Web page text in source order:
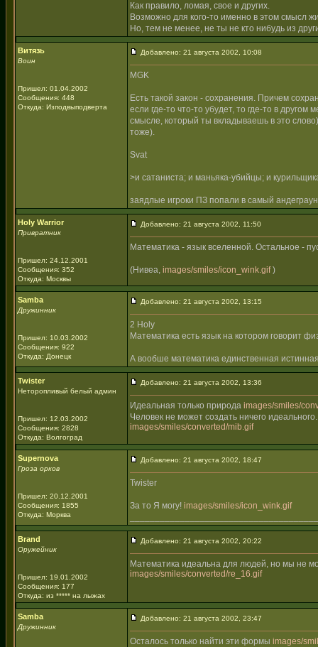
Как правило, ломая, свое и других.
Возможно для кого-то именно в этом смысл
Но, тем не менее, не ты не кто нибудь из
Витязь
Воин
Пришел: 01.04.2002
Сообщения: 448
Откуда: Изподвыподверта
Добавлено: 21 августа 2002, 10:08
MGK
Есть такой закон - сохранения. Причем
если где-то что-то убудет, то где-то в
смысле, который ты вкладываешь в это
тоже).
Svat
>и сатаниста; и маньяка-убийцы; и
заядлые игроки ПЗ попали в самый
Holy Warrior
Привратник
Пришел: 24.12.2001
Сообщения: 352
Откуда: Москвы
Добавлено: 21 августа 2002, 11:50
Математика - язык вселенной. Остальное -
(Нивеа, images/smiles/icon_wink.gif)
Samba
Дружинник
Пришел: 10.03.2002
Сообщения: 922
Откуда: Донецк
Добавлено: 21 августа 2002, 13:15
2 Holy
Математика есть язык на котором говорит
А вообше математика единственная
Twister
Неторопливый белый админ
Пришел: 12.03.2002
Сообщения: 2828
Откуда: Волгоград
Добавлено: 21 августа 2002, 13:36
Идеальная только природа images/smiles/
Человек не может создать ничего идеального.
images/smiles/converted/mib.gif
Supernova
Гроза орков
Пришел: 20.12.2001
Сообщения: 1855
Откуда: Морква
Добавлено: 21 августа 2002, 18:47
Twister
За то Я могу! images/smiles/icon_wink.gif
Brand
Оружейник
Пришел: 19.01.2002
Сообщения: 177
Откуда: из ***** на лыжах
Добавлено: 21 августа 2002, 20:22
Математика идеальна для людей, но мы не
images/smiles/converted/re_16.gif
Samba
Дружинник
Добавлено: 21 августа 2002, 23:47
Осталось только найти эти формы images/